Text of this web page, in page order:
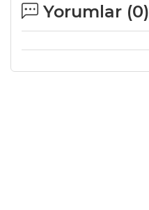
Yorumlar (0)